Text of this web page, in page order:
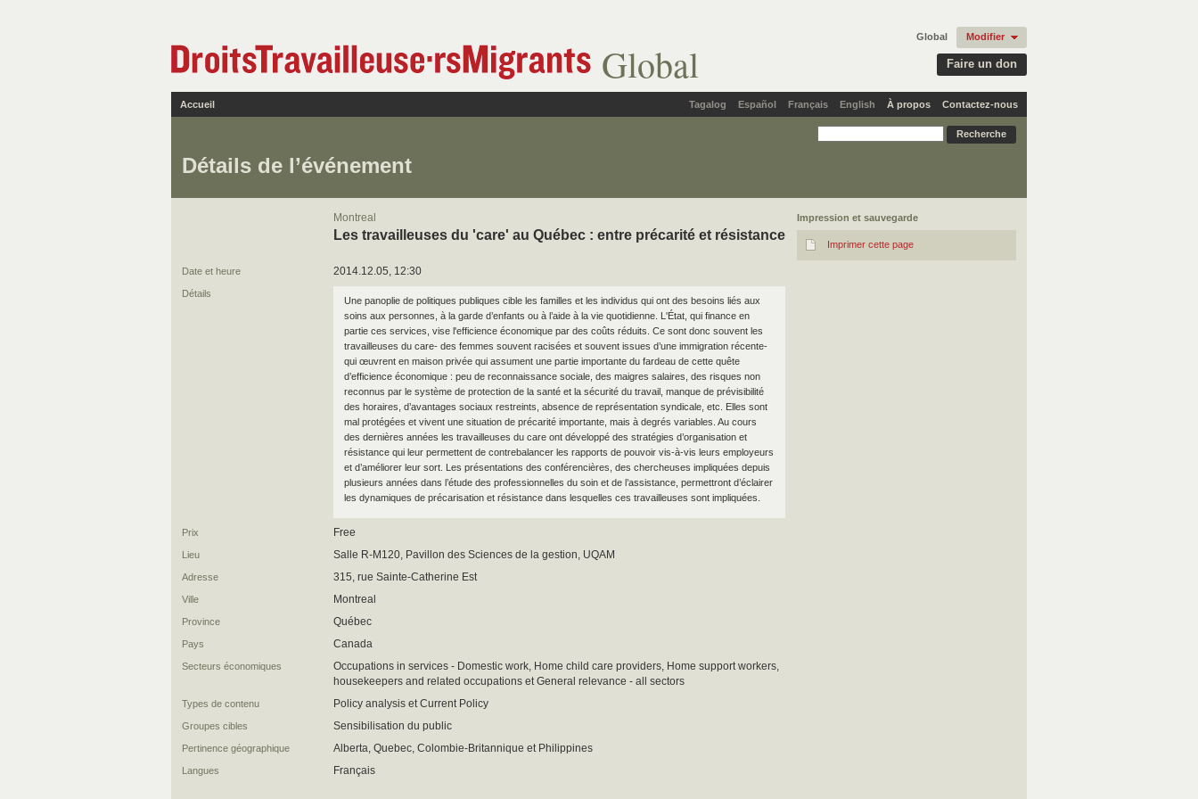
Global Faire un don
Global Modifier
Tagalog Español Français English
Accueil À propos Contactez-nous
Détails de l’événement
Impression et sauvegarde
Imprimer cette page
Montreal
Les travailleuses du 'care' au Québec : entre précarité et résistance
Date et heure 2014.12.05, 12:30
Détails
Une panoplie de politiques publiques cible les familles et les individus qui ont des besoins liés aux
soins aux personnes, à la garde d’enfants ou à l’aide à la vie quotidienne. L'État, qui finance en
partie ces services, vise l'efficience économique par des coûts réduits. Ce sont donc souvent les
travailleuses du care- des femmes souvent racisées et souvent issues d’une immigration récente-
qui œuvrent en maison privée qui assument une partie importante du fardeau de cette quête
d’efficience économique : peu de reconnaissance sociale, des maigres salaires, des risques non
reconnus par le système de protection de la santé et la sécurité du travail, manque de prévisibilité
des horaires, d’avantages sociaux restreints, absence de représentation syndicale, etc. Elles sont
mal protégées et vivent une situation de précarité importante, mais à degrés variables. Au cours
des dernières années les travailleuses du care ont développé des stratégies d’organisation et
résistance qui leur permettent de contrebalancer les rapports de pouvoir vis-à-vis leurs employeurs
et d’améliorer leur sort. Les présentations des conférencières, des chercheuses impliquées depuis
plusieurs années dans l’étude des professionnelles du soin et de l’assistance, permettront d’éclairer
les dynamiques de précarisation et résistance dans lesquelles ces travailleuses sont impliquées.
Prix Free
Lieu Salle R-M120, Pavillon des Sciences de la gestion, UQAM
Adresse 315, rue Sainte-Catherine Est
Ville Montreal
Province Québec
Pays Canada
Secteurs économiques
Occupations in services - Domestic work, Home child care providers, Home support workers,
housekeepers and related occupations et General relevance - all sectors
Types de contenu Policy analysis et Current Policy
Groupes cibles Sensibilisation du public
Pertinence géographique Alberta, Quebec, Colombie-Britannique et Philippines
Langues Français